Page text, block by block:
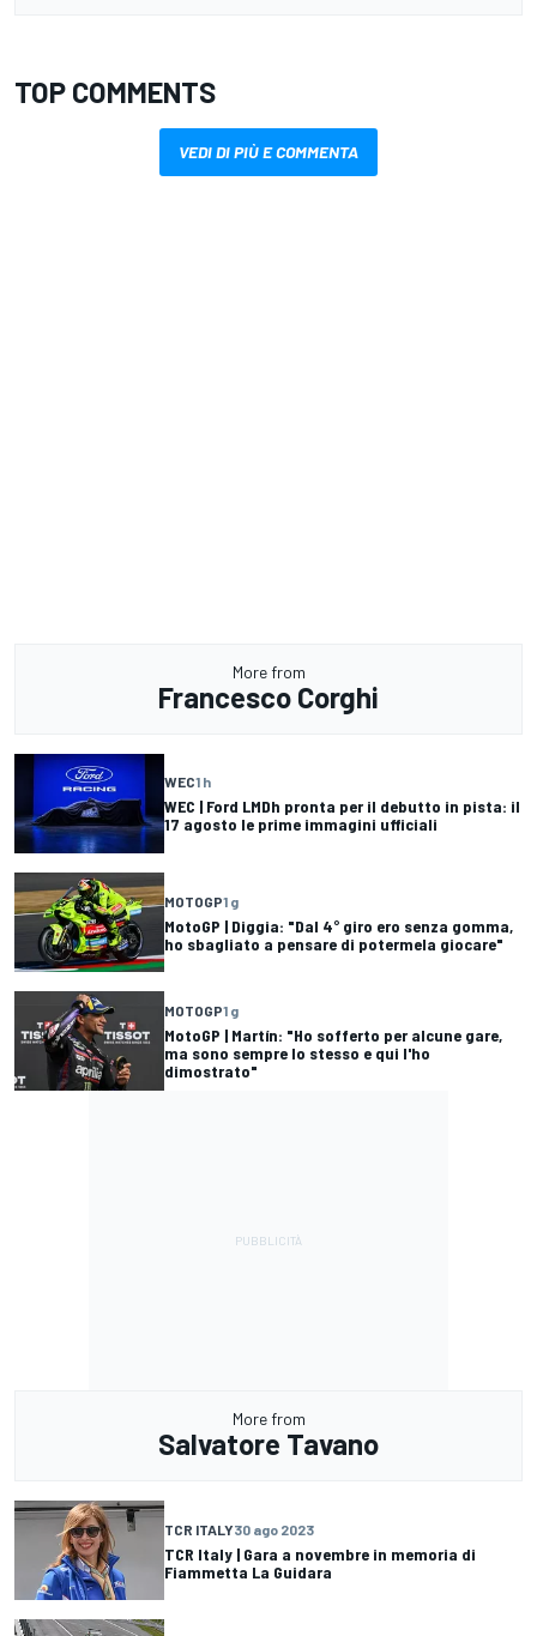
TOP COMMENTS
VEDI DI PIÙ E COMMENTA
More from
Francesco Corghi
WEC1 h
WEC | Ford LMDh pronta per il debutto in pista: il
17 agosto le prime immagini ufficiali
MOTOGP1 g
MotoGP | Diggia: "Dal 4° giro ero senza gomma,
ho sbagliato a pensare di potermela giocare"
MOTOGP1 g
MotoGP | Martín: "Ho sofferto per alcune gare,
ma sono sempre lo stesso e qui l'ho
dimostrato"
More from
Salvatore Tavano
TCR ITALY30 ago 2023
TCR Italy | Gara a novembre in memoria di
Fiammetta La Guidara